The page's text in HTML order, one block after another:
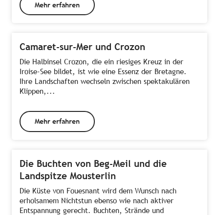
Mehr erfahren
Camaret-sur-Mer und Crozon
Die Halbinsel Crozon, die ein riesiges Kreuz in der
Iroise-See bildet, ist wie eine Essenz der Bretagne.
Ihre Landschaften wechseln zwischen spektakulären
Klippen,...
Mehr erfahren
Die Buchten von Beg-Meil und die
Landspitze Mousterlin
Die Küste von Fouesnant wird dem Wunsch nach
erholsamem Nichtstun ebenso wie nach aktiver
Entspannung gerecht. Buchten, Strände und